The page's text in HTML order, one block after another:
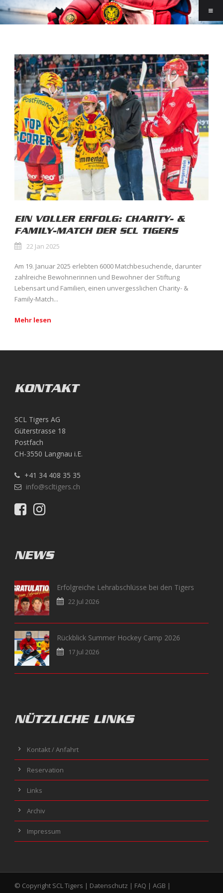
EIN VOLLER ERFOLG: CHARITY- &
FAMILY-MATCH DER SCL TIGERS
22 Jan 2025
Am 19. Januar 2025 erlebten 6000 Matchbesuchende, darunter
zahlreiche Bewohnerinnen und Bewohner der Stiftung
Lebensart und Familien, einen unvergesslichen Charity- &
Family-Match...
Mehr lesen
KONTAKT
SCL Tigers AG
Güterstrasse 18
Postfach
CH-3550 Langnau i.E.
+41 34 408 35 35
info@scltigers.ch
NEWS
Erfolgreiche Lehrabschlüsse bei den Tigers
22 Jul 2026
Rückblick Summer Hockey Camp 2026
17 Jul 2026
NÜTZLICHE LINKS
Kontakt / Anfahrt
Reservation
Links
Archiv
Impressum
© Copyright SCL Tigers | Datenschutz | FAQ | AGB |